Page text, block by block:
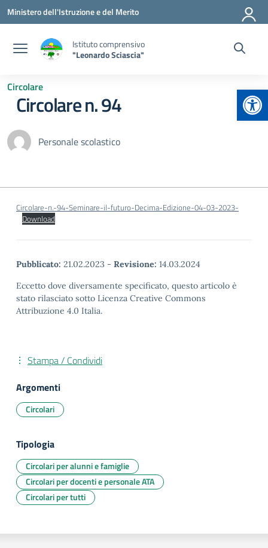
Vai ai contenuti
Vai al menu di navigazione
Vai al footer
Ministero dell'Istruzione e del Merito
Istituto comprensivo
"Leonardo Sciascia"
Circolare
Circolare n. 94
Personale scolastico
Circolare-n.-94-Seminare-il-futuro-Decima-Edizione-04-03-2023-
Download
Pubblicato: 21.02.2023 - Revisione: 14.03.2024
Eccetto dove diversamente specificato, questo articolo è
stato rilasciato sotto Licenza Creative Commons
Attribuzione 4.0 Italia.
Stampa / Condividi
Argomenti
Circolari
Tipologia
Circolari per alunni e famiglie
Circolari per docenti e personale ATA
Circolari per tutti